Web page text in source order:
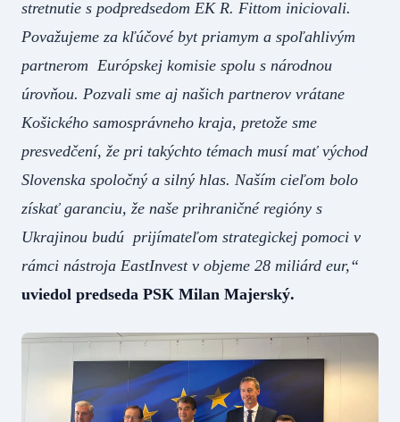
stretnutie s podpredsedom EK R. Fittom iniciovali.
Považujeme za kľúčové byt priamym a spoľahlivým
partnerom Európskej komisie spolu s národnou
úrovňou. Pozvali sme aj našich partnerov vrátane
Košického samosprávneho kraja, pretože sme
presvedčení, že pri takýchto témach musí mať východ
Slovenska spoločný a silný hlas. Naším cieľom bolo
získať garanciu, že naše prihraničné regióny s
Ukrajinou budú prijímateľom strategickej pomoci v
rámci nástroja EastInvest v objeme 28 miliárd eur,“
uviedol predseda PSK Milan Majerský.